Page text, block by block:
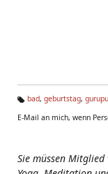
g
bad, geburtstag,
E-Mail an mich, wenn
Sie müssen